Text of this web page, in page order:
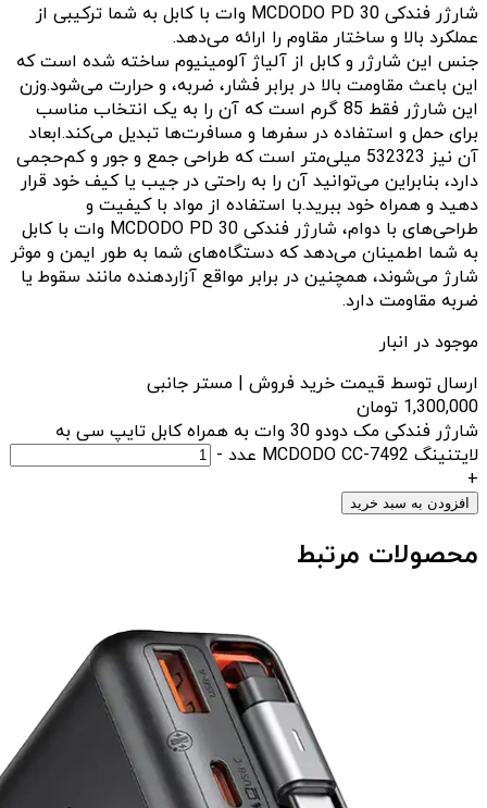
شارژر فندکی MCDODO PD 30 وات با کابل به شما ترکیبی از
عملکرد بالا و ساختار مقاوم را ارائه می‌دهد.
جنس این شارژر و کابل از آلیاژ آلومینیوم ساخته شده است که
این باعث مقاومت بالا در برابر فشار، ضربه، و حرارت می‌شود.وزن
این شارژر فقط 85 گرم است که آن را به یک انتخاب مناسب
برای حمل و استفاده در سفرها و مسافرت‌ها تبدیل می‌کند.ابعاد
آن نیز 532323 میلی‌متر است که طراحی جمع و جور و کم‌حجمی
دارد، بنابراین می‌توانید آن را به راحتی در جیب یا کیف خود قرار
دهید و همراه خود ببرید.با استفاده از مواد با کیفیت و
طراحی‌های با دوام، شارژر فندکی MCDODO PD 30 وات با کابل
به شما اطمینان می‌دهد که دستگاه‌های شما به طور ایمن و موثر
شارژ می‌شوند، همچنین در برابر مواقع آزاردهنده مانند سقوط یا
ضربه مقاومت دارد.
موجود در انبار
ارسال توسط قیمت خرید فروش | مستر جانبی
1,300,000 تومان
شارژر فندکی مک دودو 30 وات به همراه کابل تایپ سی به
لایتنینگ MCDODO CC-7492 عدد
-
+
افزودن به سبد خرید
محصولات مرتبط